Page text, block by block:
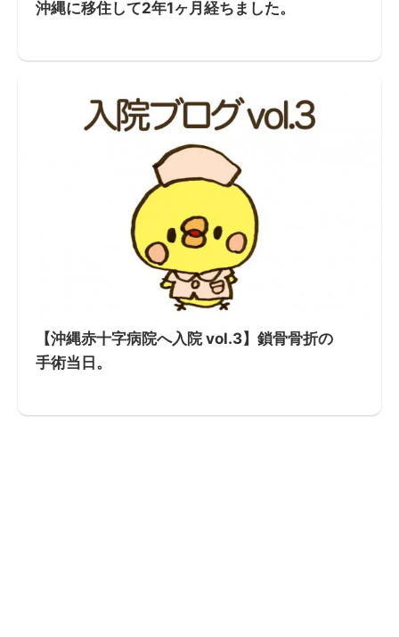
沖縄に移住して2年1ヶ月経ちました。
【沖縄赤十字病院へ入院 vol.3】鎖骨骨折の
手術当日。